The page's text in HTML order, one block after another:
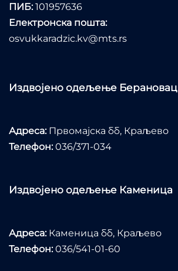
ПИБ:101957636
Електронска пошта:
osvukkaradzic.kv@mts.rs
Издвојено одељење Берановац
Адреса:Првомајска бб, Краљево
Телефон:036/371-034
Издвојено одељење Каменица
Адреса:Каменица бб, Краљево
Телефон:036/541-01-60